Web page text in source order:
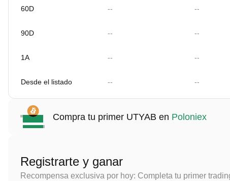
60D -- --
90D -- --
1A -- --
Desde el listado -- --
Compra tu primer UTYAB en Poloniex
Registrarte y ganar
Recompensa exclusiva por hoy: Completa tu primer